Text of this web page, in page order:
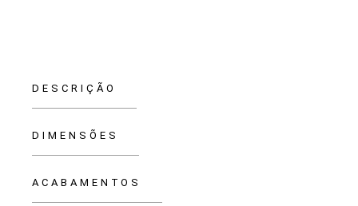
DESCRIÇÃO
DIMENSÕES
ACABAMENTOS